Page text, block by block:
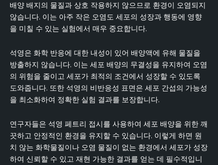
배양 배지의 물질과 상호 작용하지 않으므로 환경이 오염되지
않습니다. 이는 아주 작은 오염도 세포의 성장과 행동에 영향
을 미칠 수 있는 실험에서 매우 중요합니다.
석영은 화학 반응에 대한 내성이 있어 배양액에 유해 물질을
방출하지 않습니다. 이는 세포 배양의 무결성을 유지하여 오염
의 위험을 줄이고 세포가 최적의 조건에서 성장할 수 있도록
도와줍니다. 또한 석영의 비반응성 표면은 세포 간섭의 가능성
을 최소화하여 정확한 실험 결과를 보장합니다.
연구자들은 석영 페트리 접시를 사용하여 세포 배양을 위한 깨
끗하고 안정적인 환경을 유지할 수 있습니다. 이렇게 하면 원
치 않는 화학물질이나 오염 물질이 없는 환경에서 세포가 성장
하여 신뢰할 수 있고 재현 가능한 결과를 얻는 데 필수적입니